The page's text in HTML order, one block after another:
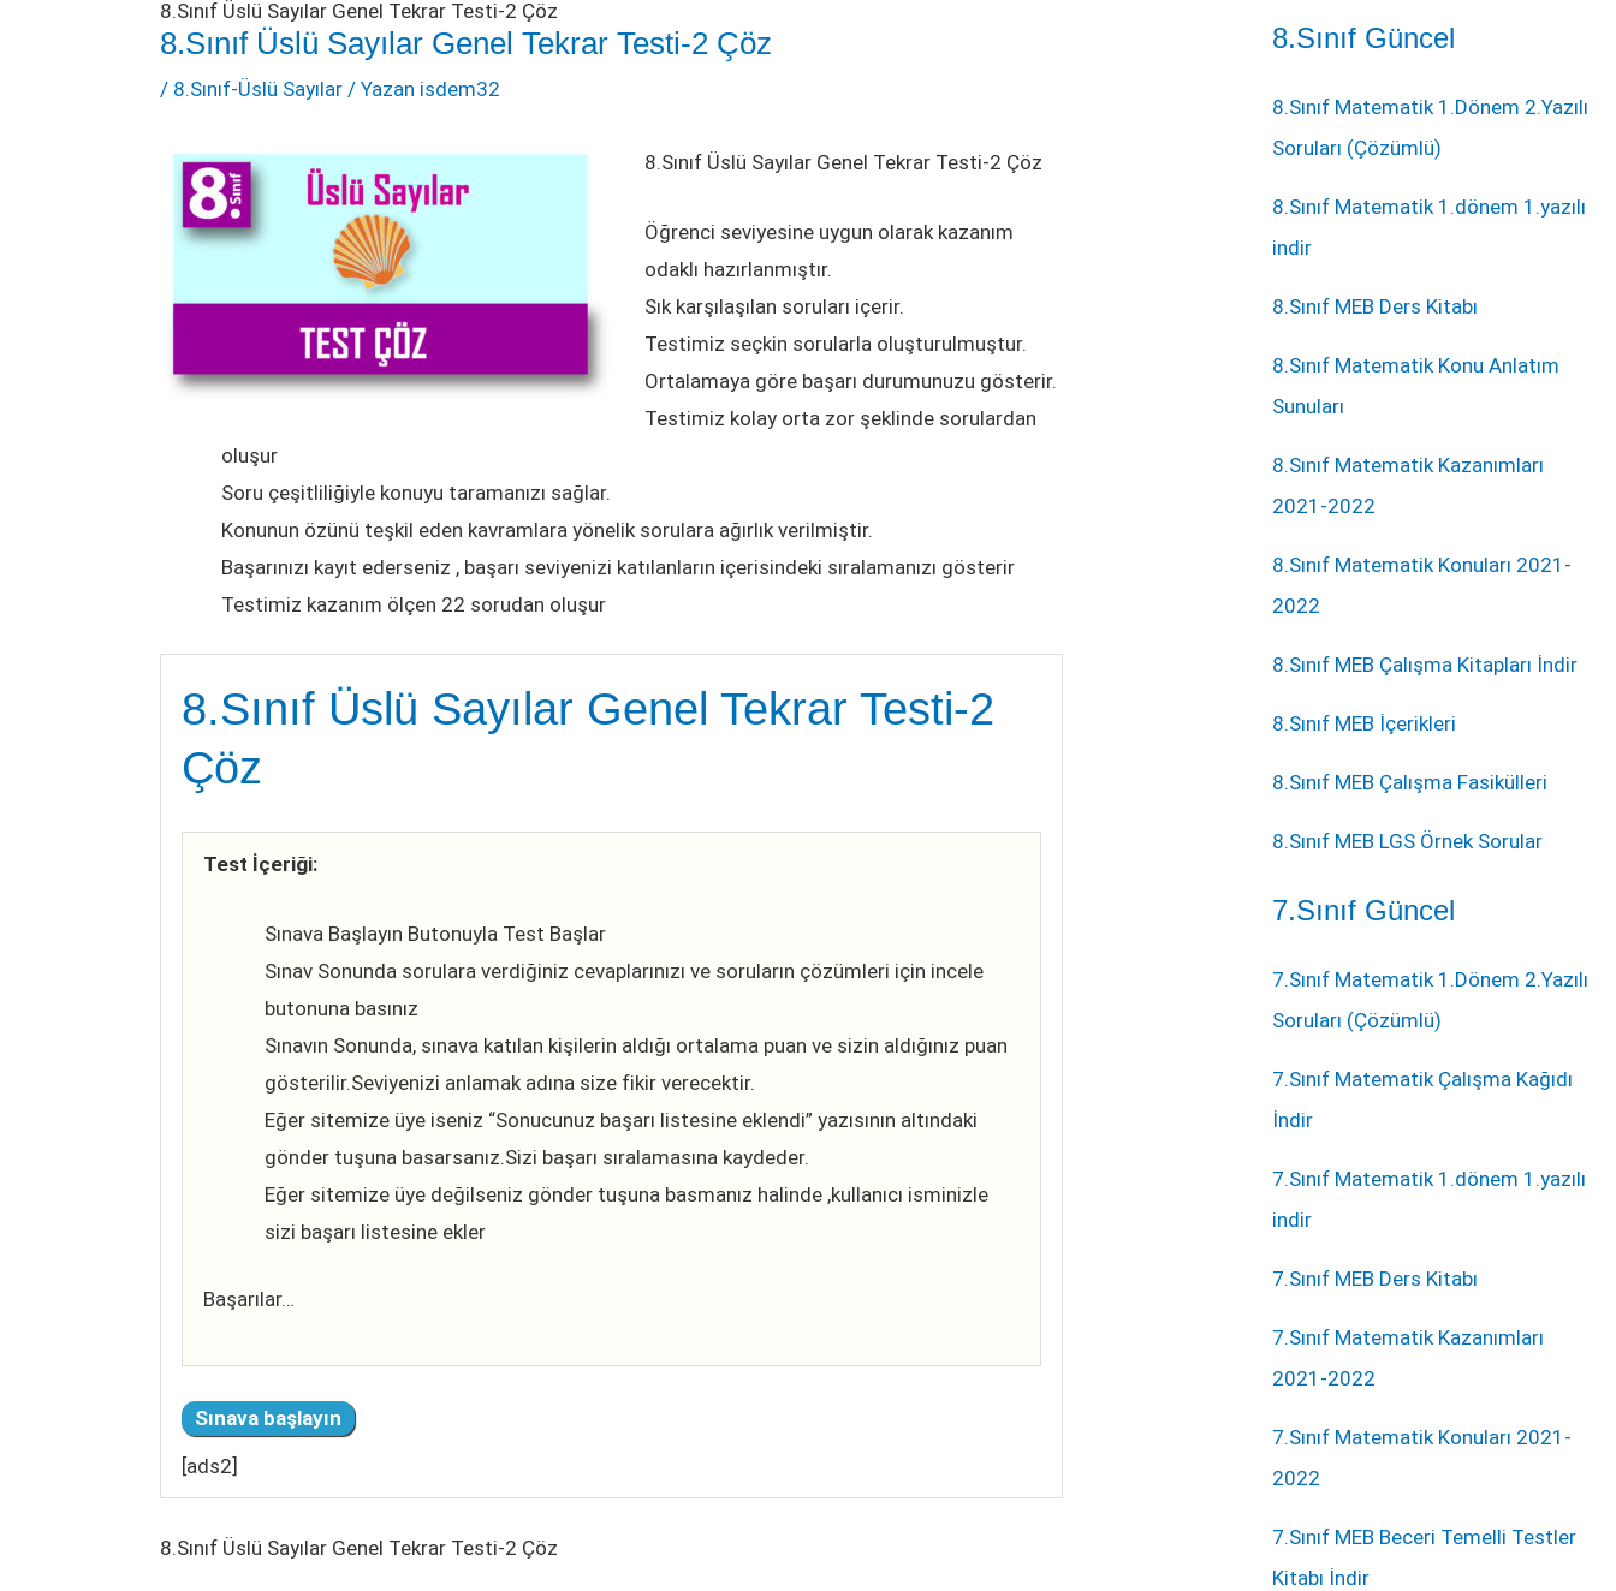
8.Sınıf Üslü Sayılar Genel Tekrar Testi-2 Çöz
8.Sınıf Üslü Sayılar Genel Tekrar Testi-2 Çöz
/ 8.Sınıf-Üslü Sayılar / Yazan isdem32
8.Sınıf Üslü Sayılar Genel Tekrar Testi-2 Çöz
Öğrenci seviyesine uygun olarak kazanım
odaklı hazırlanmıştır.
Sık karşılaşılan soruları içerir.
Testimiz seçkin sorularla oluşturulmuştur.
Ortalamaya göre başarı durumunuzu gösterir.
Testimiz kolay orta zor şeklinde sorulardan
oluşur
Soru çeşitliliğiyle konuyu taramanızı sağlar.
Konunun özünü teşkil eden kavramlara yönelik sorulara ağırlık verilmiştir.
Başarınızı kayıt ederseniz , başarı seviyenizi katılanların içerisindeki sıralamanızı gösterir
Testimiz kazanım ölçen 22 sorudan oluşur
8.Sınıf Üslü Sayılar Genel Tekrar Testi-2
Çöz
Test İçeriği:
Sınava Başlayın Butonuyla Test Başlar
Sınav Sonunda sorulara verdiğiniz cevaplarınızı ve soruların çözümleri için incele
butonuna basınız
Sınavın Sonunda, sınava katılan kişilerin aldığı ortalama puan ve sizin aldığınız puan
gösterilir.Seviyenizi anlamak adına size fikir verecektir.
Eğer sitemize üye iseniz “Sonucunuz başarı listesine eklendi” yazısının altındaki
gönder tuşuna basarsanız.Sizi başarı sıralamasına kaydeder.
Eğer sitemize üye değilseniz gönder tuşuna basmanız halinde ,kullanıcı isminizle
sizi başarı listesine ekler
Başarılar…
[ads2]
8.Sınıf Üslü Sayılar Genel Tekrar Testi-2 Çöz
8.Sınıf Güncel
8.Sınıf Matematik 1.Dönem 2.Yazılı
Soruları (Çözümlü)
8.Sınıf Matematik 1.dönem 1.yazılı
indir
8.Sınıf MEB Ders Kitabı
8.Sınıf Matematik Konu Anlatım
Sunuları
8.Sınıf Matematik Kazanımları
2021-2022
8.Sınıf Matematik Konuları 2021-
2022
8.Sınıf MEB Çalışma Kitapları İndir
8.Sınıf MEB İçerikleri
8.Sınıf MEB Çalışma Fasikülleri
8.Sınıf MEB LGS Örnek Sorular
7.Sınıf Güncel
7.Sınıf Matematik 1.Dönem 2.Yazılı
Soruları (Çözümlü)
7.Sınıf Matematik Çalışma Kağıdı
İndir
7.Sınıf Matematik 1.dönem 1.yazılı
indir
7.Sınıf MEB Ders Kitabı
7.Sınıf Matematik Kazanımları
2021-2022
7.Sınıf Matematik Konuları 2021-
2022
7.Sınıf MEB Beceri Temelli Testler
Kitabı İndir